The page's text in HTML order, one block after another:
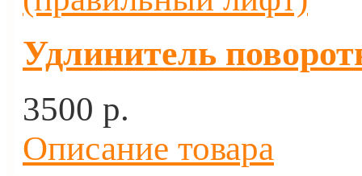
Удлинитель
3500 p.
Описание товара